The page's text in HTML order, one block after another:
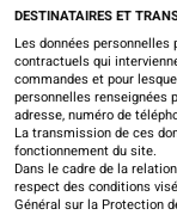
DESTINATAIRES ET
Les données
contractuels qui
commandes et pour
personnelles renseignées
adresse, numéro de
La transmission de ces
fonctionnement du site.
Dans le cadre de la
respect des conditions
Général sur la Protection